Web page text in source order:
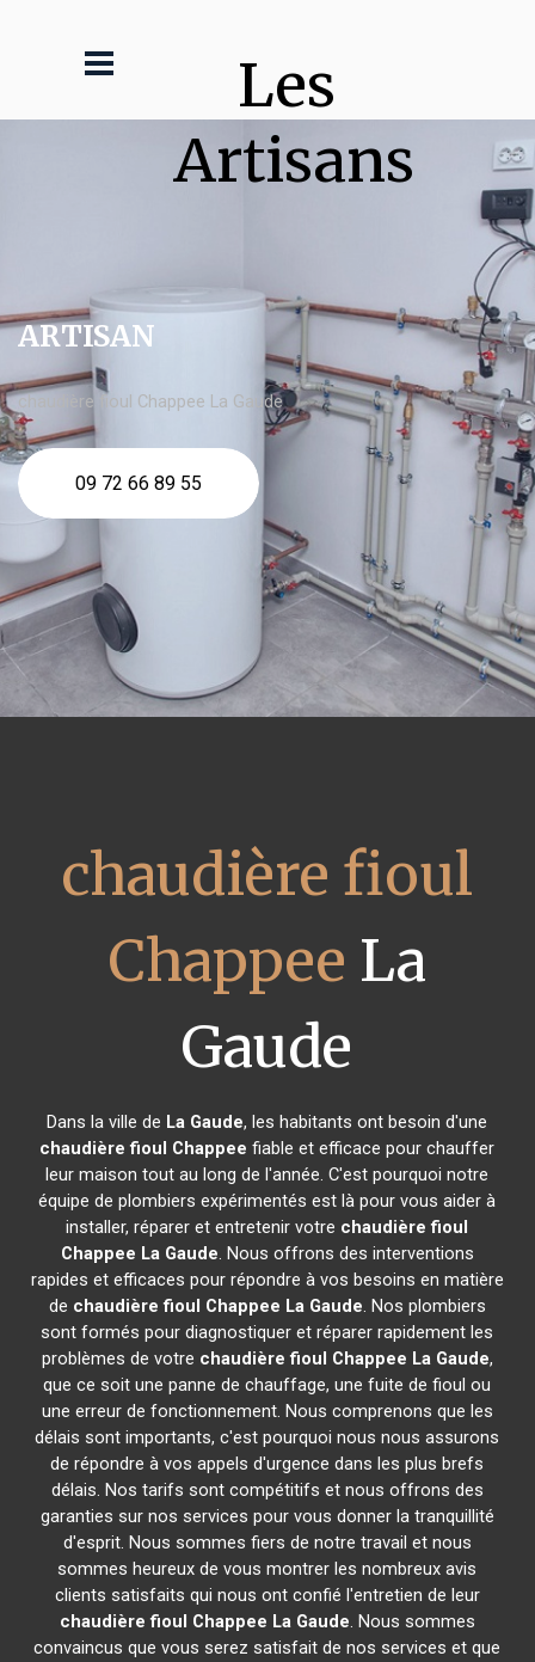
Les
Artisans
ARTISAN
chaudière fioul Chappee La Gaude
09 72 66 89 55
chaudière fioul
Chappee La
Gaude
Dans la ville de La Gaude, les habitants ont besoin d'une
chaudière fioul Chappee fiable et efficace pour chauffer
leur maison tout au long de l'année. C'est pourquoi notre
équipe de plombiers expérimentés est là pour vous aider à
installer, réparer et entretenir votre chaudière fioul
Chappee La Gaude. Nous offrons des interventions
rapides et efficaces pour répondre à vos besoins en matière
de chaudière fioul Chappee La Gaude. Nos plombiers
sont formés pour diagnostiquer et réparer rapidement les
problèmes de votre chaudière fioul Chappee La Gaude,
que ce soit une panne de chauffage, une fuite de fioul ou
une erreur de fonctionnement. Nous comprenons que les
délais sont importants, c'est pourquoi nous nous assurons
de répondre à vos appels d'urgence dans les plus brefs
délais. Nos tarifs sont compétitifs et nous offrons des
garanties sur nos services pour vous donner la tranquillité
d'esprit. Nous sommes fiers de notre travail et nous
sommes heureux de vous montrer les nombreux avis
clients satisfaits qui nous ont confié l'entretien de leur
chaudière fioul Chappee La Gaude. Nous sommes
convaincus que vous serez satisfait de nos services et que